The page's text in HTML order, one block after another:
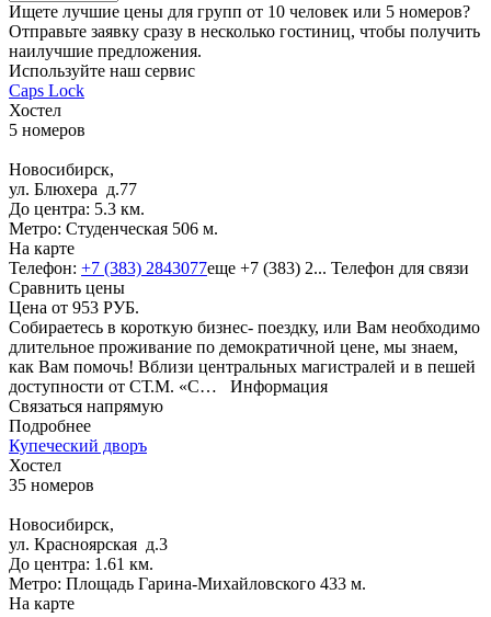
Ищете лучшие цены для групп от 10 человек или 5 номеров?
Отправьте заявку сразу в несколько гостиниц, чтобы получить
наилучшие предложения.
Используйте наш сервис
Caps Lock
Хостел
5 номеров
Новосибирск,
ул. Блюхера д.77
До центра: 5.3 км.
Метро: Студенческая 506 м.
На карте
Телефон: +7 (383) 2843077еще +7 (383) 2... Телефон для связи
Сравнить цены
Цена от 953 РУБ.
Собираетесь в короткую бизнес- поездку, или Вам необходимо
длительное проживание по демократичной цене, мы знаем,
как Вам помочь! Вблизи центральных магистралей и в пешей
доступности от СТ.М. «С… Информация
Связаться напрямую
Подробнее
Купеческий дворъ
Хостел
35 номеров
Новосибирск,
ул. Красноярская д.3
До центра: 1.61 км.
Метро: Площадь Гарина-Михайловского 433 м.
На карте